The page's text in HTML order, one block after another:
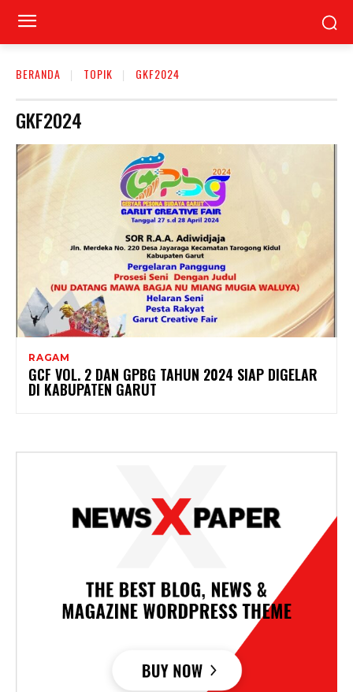
BERANDA TOPIK GKF2024
GKF2024
RAGAM
GCF VOL. 2 DAN GPBG TAHUN 2024 SIAP DIGELAR
DI KABUPATEN GARUT